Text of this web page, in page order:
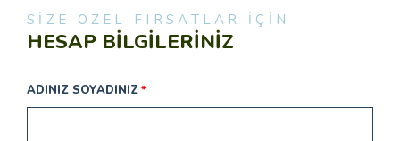
SİZE ÖZEL FIRSATLAR İÇİN
HESAP BİLGİLERİNİZ
ADINIZ SOYADINIZ